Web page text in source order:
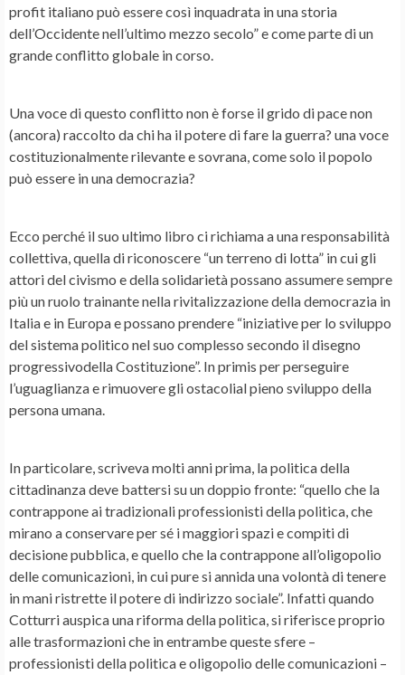
profit italiano può essere così inquadrata in una storia
dell’Occidente nell’ultimo mezzo secolo” e come parte di un
grande conflitto globale in corso.
Una voce di questo conflitto non è forse il grido di pace non
(ancora) raccolto da chi ha il potere di fare la guerra? una voce
costituzionalmente rilevante e sovrana, come solo il popolo
può essere in una democrazia?
Ecco perché il suo ultimo libro ci richiama a una responsabilità
collettiva, quella di riconoscere “un terreno di lotta” in cui gli
attori del civismo e della solidarietà possano assumere sempre
più un ruolo trainante nella rivitalizzazione della democrazia in
Italia e in Europa e possano prendere “iniziative per lo sviluppo
del sistema politico nel suo complesso secondo il disegno
progressivodella Costituzione”. In primis per perseguire
l’uguaglianza e rimuovere gli ostacolial pieno sviluppo della
persona umana.
In particolare, scriveva molti anni prima, la politica della
cittadinanza deve battersi su un doppio fronte: “quello che la
contrappone ai tradizionali professionisti della politica, che
mirano a conservare per sé i maggiori spazi e compiti di
decisione pubblica, e quello che la contrappone all’oligopolio
delle comunicazioni, in cui pure si annida una volontà di tenere
in mani ristrette il potere di indirizzo sociale”. Infatti quando
Cotturri auspica una riforma della politica, si riferisce proprio
alle trasformazioni che in entrambe queste sfere –
professionisti della politica e oligopolio delle comunicazioni –